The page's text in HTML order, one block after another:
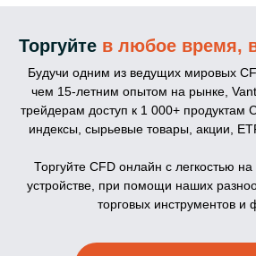
Торгуйте в любое время,
Будучи одним из ведущих мировых
чем 15-летним опытом на рынке,
трейдерам доступ к 1 000+ продуктам
индексы, сырьевые товары, акции,
Торгуйте CFD онлайн с легкостью
устройстве, при помощи наших
торговых инструментов и